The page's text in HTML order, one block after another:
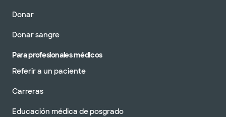
Donar
Donar sangre
Para profesionales médicos
Referir a un paciente
Carreras
Educación médica de posgrado